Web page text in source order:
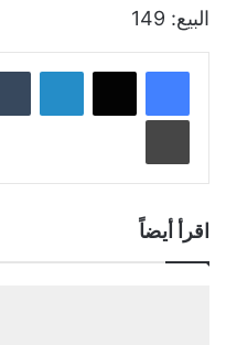
البيع: 149
لينكدإن
اقرأ أيضاً